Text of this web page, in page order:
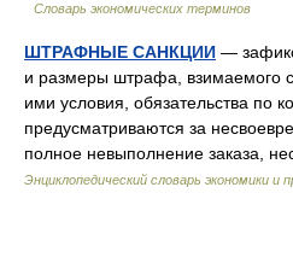
Словарь экономических терминов
ШТРАФНЫЕ САНКЦИИ —
и размеры штрафа, взимаемого
ими условия, обязательства по
предусматриваются за
полное невыполнение заказа,
Энциклопедический словарь экономики и